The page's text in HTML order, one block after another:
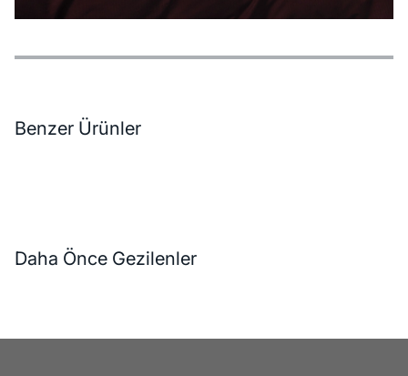
Özellikler
Ödeme Seçenekleri
Teslimat ve İade Koşulları
Benzer Ürünler
Daha Önce Gezilenler